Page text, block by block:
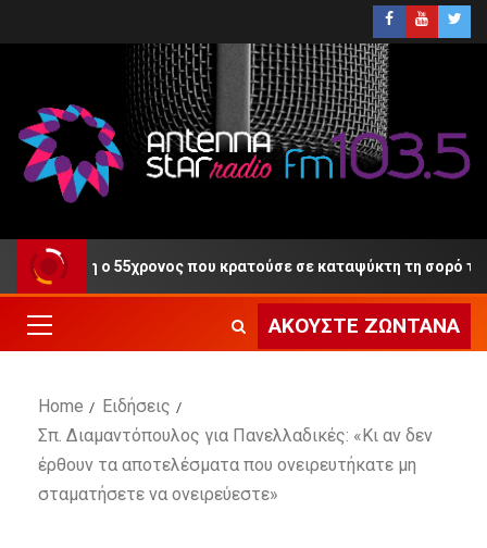
ο 55χρονος που κρατούσε σε καταψύκτη τη σορό του
ΑΚΟΎΣΤΕ ΖΩΝΤΑΝΆ
Home
Ειδήσεις
Σπ. Διαμαντόπουλος για Πανελλαδικές: «Κι αν δεν
έρθουν τα αποτελέσματα που ονειρευτήκατε μη
σταματήσετε να ονειρεύεστε»